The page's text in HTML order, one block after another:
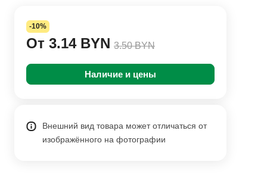
-10%
От 3.14 BYN 3.50 BYN
Наличие и цены
Внешний вид товара может отличаться от
изображённого на фотографии